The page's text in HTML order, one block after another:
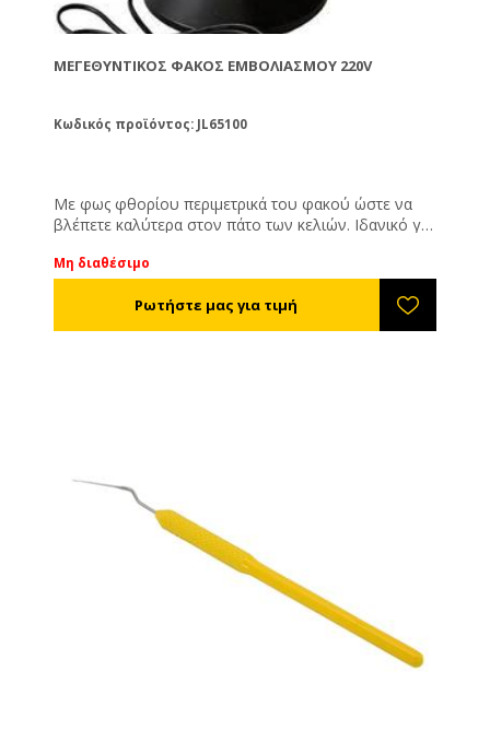
ΜΕΓΕΘΥΝΤΙΚΌΣ ΦΑΚΌΣ ΕΜΒΟΛΙΑΣΜΟΎ 220V
Κωδικός προϊόντος: JL65100
Με φως φθορίου περιμετρικά του φακού ώστε να
βλέπετε καλύτερα στον πάτο των κελιών. Ιδανικό για
Μη διαθέσιμo